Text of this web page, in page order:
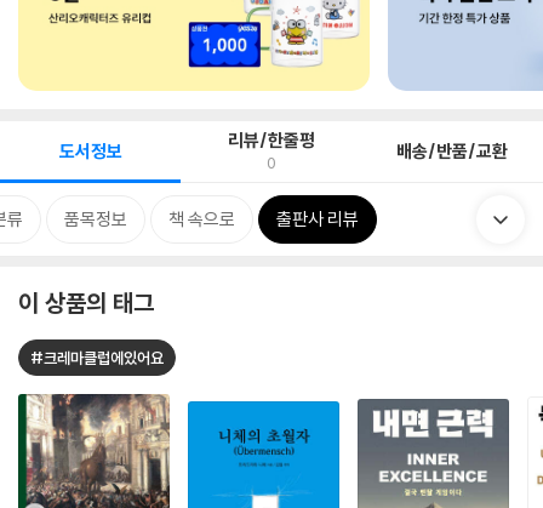
도서정보 리뷰/한줄평
0 배송/반품/교환
류 품목정보 책 속으로 출판사 리뷰
이 상품의 태그
#크레마클럽에있어요